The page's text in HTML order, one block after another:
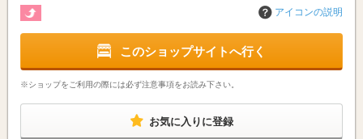
アイコンの説明
このショップサイトへ行く
※ショップをご利用の際には必ず注意事項をお読み下さい。
お気に入りに登録